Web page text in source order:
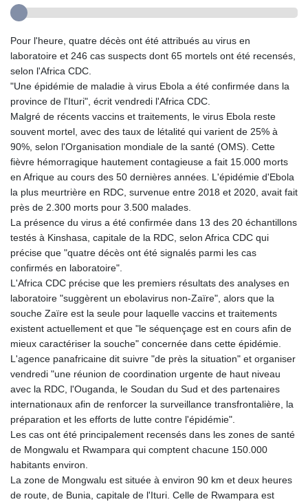
Pour l'heure, quatre décès ont été attribués au virus en
laboratoire et 246 cas suspects dont 65 mortels ont été recensés,
selon l'Africa CDC.
"Une épidémie de maladie à virus Ebola a été confirmée dans la
province de l'Ituri", écrit vendredi l'Africa CDC.
Malgré de récents vaccins et traitements, le virus Ebola reste
souvent mortel, avec des taux de létalité qui varient de 25% à
90%, selon l'Organisation mondiale de la santé (OMS). Cette
fièvre hémorragique hautement contagieuse a fait 15.000 morts
en Afrique au cours des 50 dernières années. L'épidémie d'Ebola
la plus meurtrière en RDC, survenue entre 2018 et 2020, avait fait
près de 2.300 morts pour 3.500 malades.
La présence du virus a été confirmée dans 13 des 20 échantillons
testés à Kinshasa, capitale de la RDC, selon Africa CDC qui
précise que "quatre décès ont été signalés parmi les cas
confirmés en laboratoire".
L'Africa CDC précise que les premiers résultats des analyses en
laboratoire "suggèrent un ebolavirus non-Zaïre", alors que la
souche Zaïre est la seule pour laquelle vaccins et traitements
existent actuellement et que "le séquençage est en cours afin de
mieux caractériser la souche" concernée dans cette épidémie.
L'agence panafricaine dit suivre "de près la situation" et organiser
vendredi "une réunion de coordination urgente de haut niveau
avec la RDC, l'Ouganda, le Soudan du Sud et des partenaires
internationaux afin de renforcer la surveillance transfrontalière, la
préparation et les efforts de lutte contre l'épidémie".
Les cas ont été principalement recensés dans les zones de santé
de Mongwalu et Rwampara qui comptent chacune 150.000
habitants environ.
La zone de Mongwalu est située à environ 90 km et deux heures
de route, de Bunia, capitale de l'Ituri. Celle de Rwampara est